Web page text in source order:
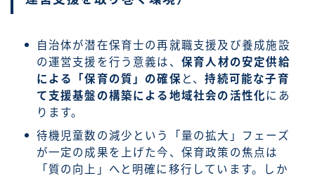
自治体が潜在保育士の再就職支援及び養成施設
の運営支援を行う意義は、 保育人材の安定供給
による「保育の質」の確保 と、持続可能な子育
て支援基盤の構築による地域社会の活性化 にあ
ります。
待機児童数の減少という「量の拡大」フェーズ
が一定の成果を上げた今、保育政策の焦点は
「質の向上」へと明確に移行しています。しか